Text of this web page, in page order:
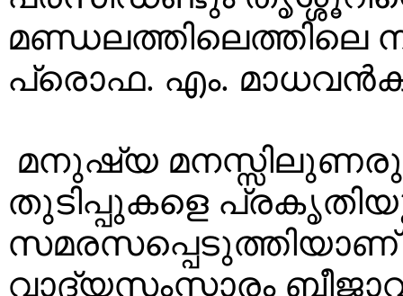
മണ്ഡലത്തിലെത്തിലെ
പ്രൊഫ. എം.
മനുഷ്യ
തുടിപ്പുകളെ
സമരസപ്പെടുത്തിയാണ്
വാദ്യസംസ്കാരം